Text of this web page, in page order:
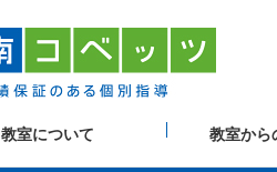
教室について 教室から